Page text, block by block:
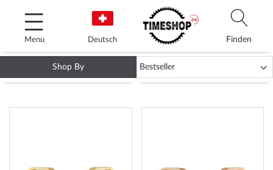
Content
Menu Deutsch Finden
TOMMY HILFIGER OHRRINGE
Shop By